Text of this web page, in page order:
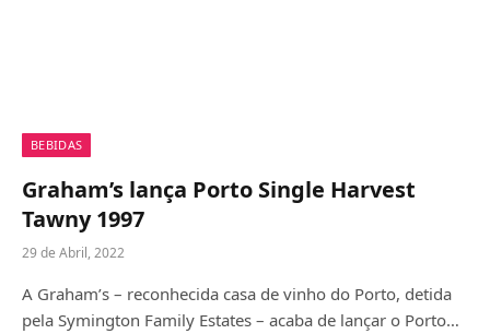
BEBIDAS
Graham’s lança Porto Single Harvest
Tawny 1997
29 de Abril, 2022
A Graham’s – reconhecida casa de vinho do Porto, detida
pela Symington Family Estates – acaba de lançar o Porto…